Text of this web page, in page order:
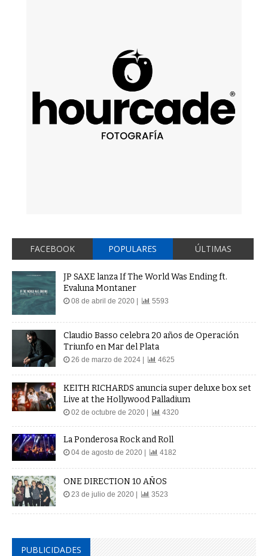
FACEBOOK POPULARES ÚLTIMAS
JP SAXE lanza If The World Was Ending ft.
Evaluna Montaner
08 de abril de 2020 | 5593
Claudio Basso celebra 20 años de Operación
Triunfo en Mar del Plata
26 de marzo de 2024 | 4625
KEITH RICHARDS anuncia super deluxe box set
Live at the Hollywood Palladium
02 de octubre de 2020 | 4320
La Ponderosa Rock and Roll
04 de agosto de 2020 | 4182
ONE DIRECTION 10 AÑOS
23 de julio de 2020 | 3523
PUBLICIDADES